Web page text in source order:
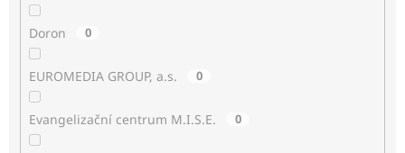
Doron 0
EUROMEDIA GROUP, a.s. 0
Evangelizační centrum M.I.S.E. 0